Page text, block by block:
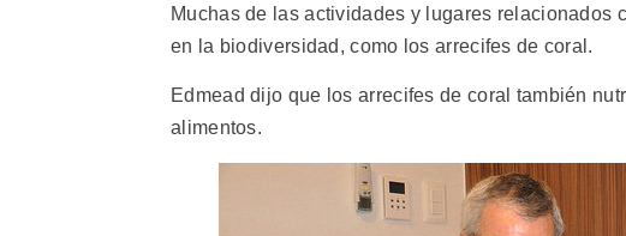
Muchas de las actividades y lugares relacionados
en la biodiversidad, como los arrecifes de coral.
Edmead dijo que los arrecifes de coral también
alimentos.